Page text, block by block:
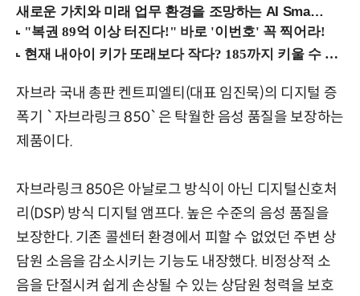
새로운 가치와 미래 업무 환경을 조망하는 AI Smart Work Summit 2026 (9/11 코엑스)
자브라 국내 총판 켄트피엘티(대표 임진묵)의 디지털 증
폭기 `자브라링크 850`은 탁월한 음성 품질을 보장하는
제품이다.
자브라링크 850은 아날로그 방식이 아닌 디지털신호처
리(DSP) 방식 디지털 앰프다. 높은 수준의 음성 품질을
보장한다. 기존 콜센터 환경에서 피할 수 없었던 주변 상
담원 소음을 감소시키는 기능도 내장했다. 비정상적 소
음을 단절시켜 쉽게 손상될 수 있는 상담원 청력을 보호